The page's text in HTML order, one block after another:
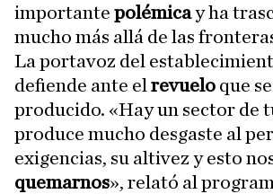
importante polémicay ha
mucho más allá de las
La portavoz del
defiende ante el revuelo que
producido. «Hay un sector de
produce mucho desgaste al
exigencias, su altivez y esto
quemarnos», relató al